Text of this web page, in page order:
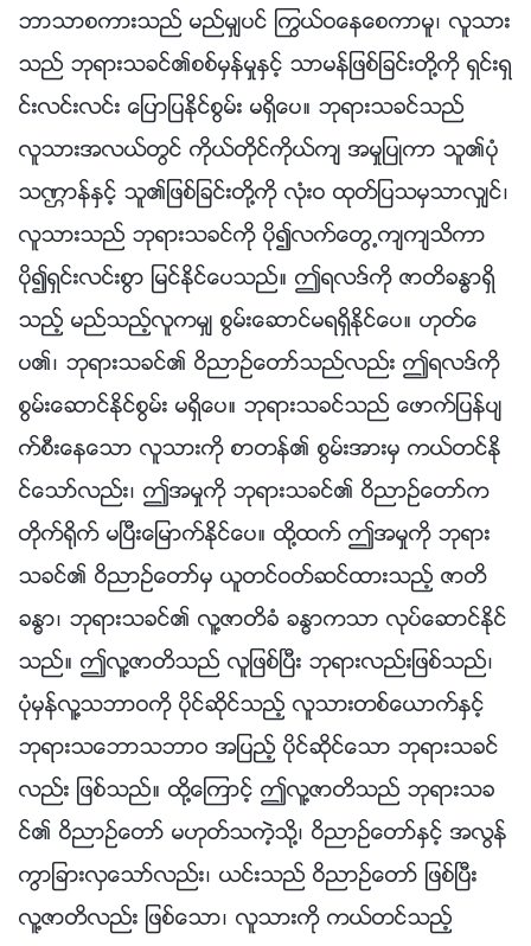
ဘာသာစကားသည္ မည္မွ်ပင္ ႂကြယ္ဝေနေစကာမူ၊ လူသား
သည္ ဘုရားသခင္၏စစ္မွန္မႈႏွင့္ သာမန္ျဖစ္ျခင္းတို႔ကို ရွင္းရွ
င္းလင္းလင္း ေျပာျပႏိုင္စြမ္း မရွိေပ။ ဘုရားသခင္သည္
လူသားအလယ္တြင္ ကိုယ္တိုင္ကိုယ္က် အမႈျပဳကာ သူ၏ပုံ
သဏၭာန္ႏွင့္ သူ၏ျဖစ္ျခင္းတို႔ကို လုံးဝ ထုတ္ျပသမွသာလွ်င္၊
လူသားသည္ ဘုရားသခင္ကို ပို၍လက္ေတြ႕က်က်သိကာ
ပို၍ရွင္းလင္းစြာ ျမင္ႏိုင္ေပသည္။ ဤရလဒ္ကို ဇာတိခႏၶာရွိ
သည့္ မည္သည့္လူကမွ် စြမ္းေဆာင္မရရွိႏိုင္ေပ။ ဟုတ္ေ
ပ၏၊ ဘုရားသခင္၏ ဝိညာဥ္ေတာ္သည္လည္း ဤရလဒ္ကို
စြမ္းေဆာင္ႏိုင္စြမ္း မရွိေပ။ ဘုရားသခင္သည္ ေဖာက္ျပန္ပ်
က္စီးေနေသာ လူသားကို စာတန္၏ စြမ္းအားမွ ကယ္တင္ႏို
င္ေသာ္လည္း၊ ဤအမႈကို ဘုရားသခင္၏ ဝိညာဥ္ေတာ္က
တိုက္႐ိုက္ မၿပီးေျမာက္ႏိုင္ေပ။ ထို႔ထက္ ဤအမႈကို ဘုရား
သခင္၏ ဝိညာဥ္ေတာ္မွ ယူတင္ဝတ္ဆင္ထားသည့္ ဇာတိ
ခႏၶာ၊ ဘုရားသခင္၏ လူ႔ဇာတိခံ ခႏၶာကသာ လုပ္ေဆာင္ႏိုင္
သည္။ ဤလူ႔ဇာတိသည္ လူျဖစ္ၿပီး ဘုရားလည္းျဖစ္သည္၊
ပုံမွန္လူ႔သဘာဝကို ပိုင္ဆိုင္သည့္ လူသားတစ္ေယာက္ႏွင့္
ဘုရားသေဘာသဘာဝ အျပည့္ ပိုင္ဆိုင္ေသာ ဘုရားသခင္
လည္း ျဖစ္သည္။ ထို႔ေၾကာင့္ ဤလူ႔ဇာတိသည္ ဘုရားသခ
င္၏ ဝိညာဥ္ေတာ္ မဟုတ္သကဲ့သို႔၊ ဝိညာဥ္ေတာ္ႏွင့္ အလြန္
ကြာျခားလွေသာ္လည္း၊ ယင္းသည္ ဝိညာဥ္ေတာ္ ျဖစ္ၿပီး
လူ႔ဇာတိလည္း ျဖစ္ေသာ၊ လူသားကို ကယ္တင္သည့္